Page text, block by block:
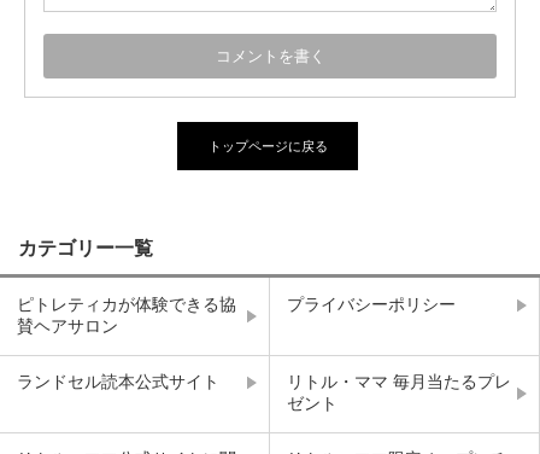
トップページに戻る
カテゴリー一覧
ピトレティカが体験できる協
賛ヘアサロン
プライバシーポリシー
ランドセル読本公式サイト
リトル・ママ 毎月当たるプレ
ゼント